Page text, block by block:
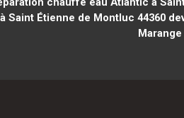
Saint Étienne de Montluc 44360